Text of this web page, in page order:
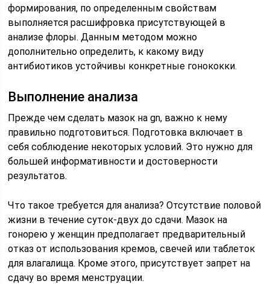
формирования, по определенным свойствам
выполняется расшифровка присутствующей в
анализе флоры. Данным методом можно
дополнительно определить, к какому виду
антибиотиков устойчивы конкретные гонококки.
Выполнение анализа
Прежде чем сделать мазок на gn, важно к нему
правильно подготовиться. Подготовка включает в
себя соблюдение некоторых условий. Это нужно для
большей информативности и достоверности
результатов.
Что такое требуется для анализа? Отсутствие половой
жизни в течение суток-двух до сдачи. Мазок на
гонорею у женщин предполагает предварительный
отказ от использования кремов, свечей или таблеток
для влагалища. Кроме этого, присутствует запрет на
сдачу во время менструации.